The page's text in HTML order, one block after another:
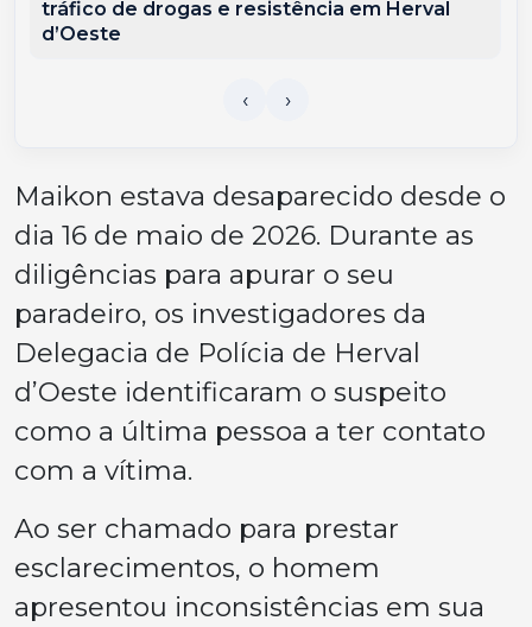
tráfico de drogas e resistência em Herval
d’Oeste
Maikon estava desaparecido desde o
dia 16 de maio de 2026. Durante as
diligências para apurar o seu
paradeiro, os investigadores da
Delegacia de Polícia de Herval
d’Oeste identificaram o suspeito
como a última pessoa a ter contato
com a vítima.
Ao ser chamado para prestar
esclarecimentos, o homem
apresentou inconsistências em sua